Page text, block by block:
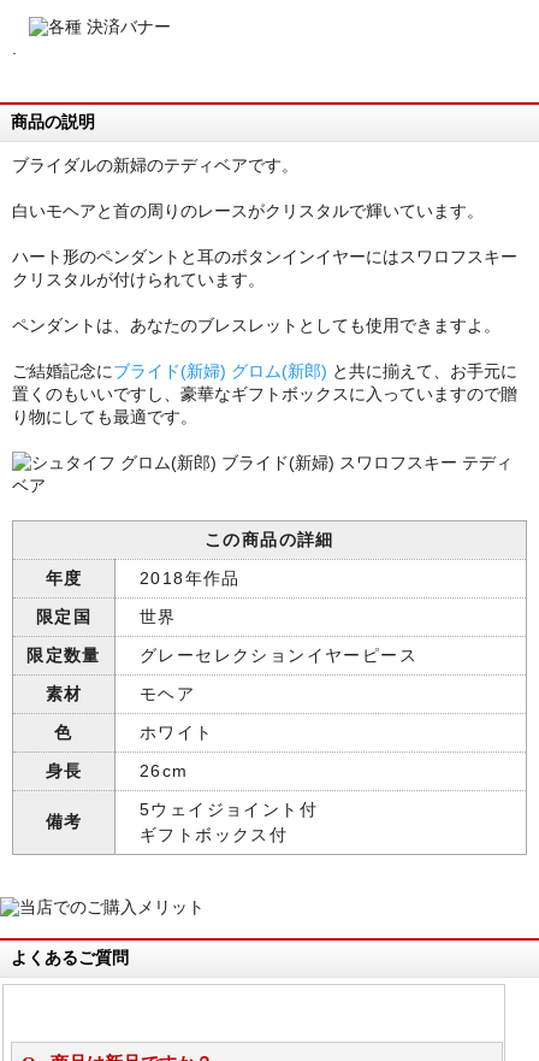
商品の説明
ブライダルの新婦のテディベアです。
白いモヘアと首の周りのレースがクリスタルで輝いています。
ハート形のペンダントと耳のボタンインイヤーにはスワロフスキー
クリスタルが付けられています。
ペンダントは、あなたのブレスレットとしても使用できますよ。
ご結婚記念にブライド(新婦) グロム(新郎) と共に揃えて、お手元に
置くのもいいですし、豪華なギフトボックスに入っていますので贈
り物にしても最適です。
この商品の詳細
年度
2018年作品
限定国
世界
限定数量
グレーセレクションイヤーピース
素材
モヘア
色
ホワイト
身長
26cm
備考
5ウェイジョイント付
ギフトボックス付
よくあるご質問